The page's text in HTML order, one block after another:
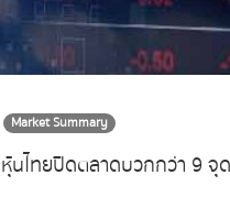
Market Summary
หุ้นไทยปิดตลาดบวกกว่า 9